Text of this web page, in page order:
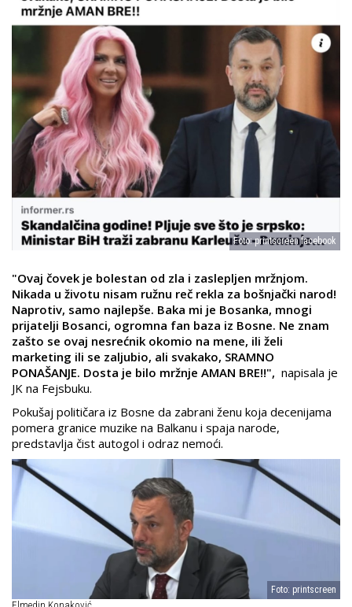
Foto: printscreen facebook
"Ovaj čovek je bolestan od zla i zaslepljen mržnjom.
Nikada u životu nisam ružnu reč rekla za bošnjački narod!
Naprotiv, samo najlepše. Baka mi je Bosanka, mnogi
prijatelji Bosanci, ogromna fan baza iz Bosne. Ne znam
zašto se ovaj nesrećnik okomio na mene, ili želi
marketing ili se zaljubio, ali svakako, SRAMNO
PONAŠANJE. Dosta je bilo mržnje AMAN BRE!!", napisala je
JK na Fejsbuku.
Pokušaj političara iz Bosne da zabrani ženu koja decenijama
pomera granice muzike na Balkanu i spaja narode,
predstavlja čist autogol i odraz nemoći.
Foto: printscreen